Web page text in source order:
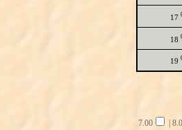
17
18
19
7.00